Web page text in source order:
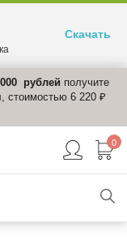
рублей получите
, стоимостью 6 220 ₽
0
Скачать